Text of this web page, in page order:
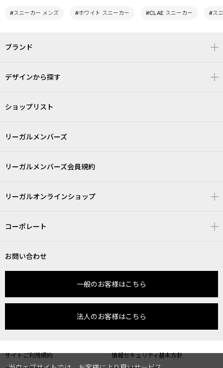
#スニーカー メンズ #ホワイト スニーカー #CLAE スニーカー #ス
ブランド
デザインから探す
ショップリスト
リーガルメンバーズ
リーガルメンバーズ会員規約
リーガルオンラインショップ
コーポレート
お問い合わせ
一般のお客様はこちら
法人のお客様はこちら
サイトご利用規約
情報セキュリティ基本方針